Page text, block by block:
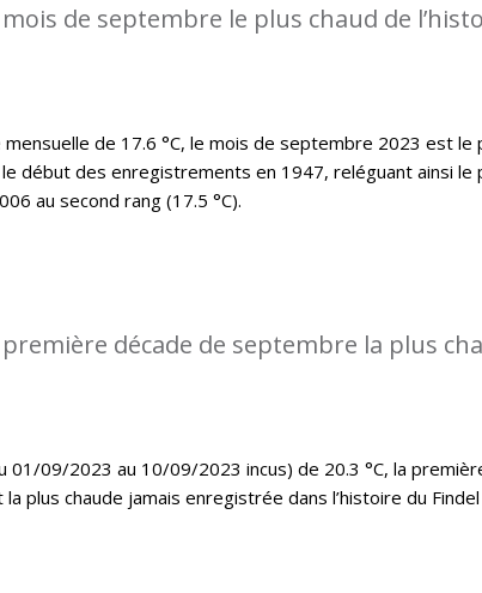
de septembre le plus chaud de
de 17.6 °C, le mois de septembre 2023 est le
début des enregistrements en 1947, reléguant ainsi le
au second rang (17.5 °C).
décade de septembre la plus
01/09/2023 au 10/09/2023 incus) de 20.3 °C, la
plus chaude jamais enregistrée dans l’histoire du Findel